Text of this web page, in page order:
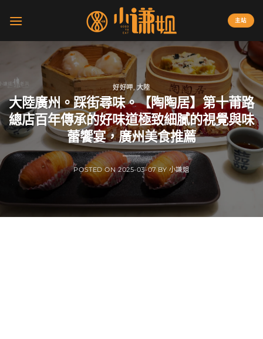
主站
好好呷,大陸
大陸廣州。踩街尋味。【陶陶居】第十莆路
總店百年傳承的好味道極致細膩的視覺與味
蕾饗宴，廣州美食推薦
POSTED ON2025-03-07 BY 小謙姐